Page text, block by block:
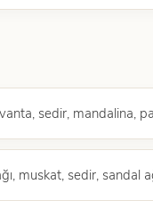
sedir, mandalina,
muskat, sedir, sandal